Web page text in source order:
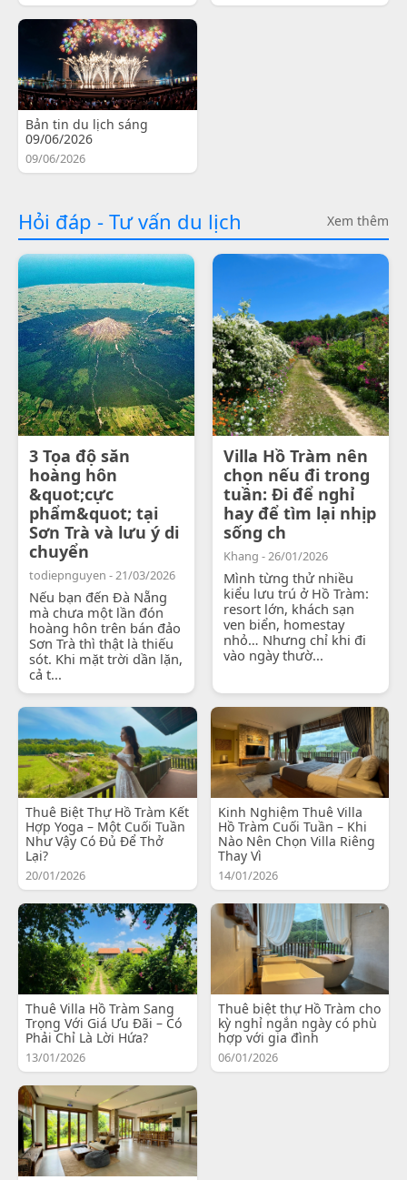
Bản tin du lịch sáng
09/06/2026
09/06/2026
Hỏi đáp - Tư vấn du lịch Xem thêm
3 Tọa độ săn
hoàng hôn
&quot;cực
phẩm&quot; tại
Sơn Trà và lưu ý di
chuyển
todiepnguyen - 21/03/2026
Nếu bạn đến Đà Nẵng
mà chưa một lần đón
hoàng hôn trên bán đảo
Sơn Trà thì thật là thiếu
sót. Khi mặt trời dần lặn,
cả t...
Villa Hồ Tràm nên
chọn nếu đi trong
tuần: Đi để nghỉ
hay để tìm lại nhịp
sống ch
Khang - 26/01/2026
Mình từng thử nhiều
kiểu lưu trú ở Hồ Tràm:
resort lớn, khách sạn
ven biển, homestay
nhỏ… Nhưng chỉ khi đi
vào ngày thườ...
Thuê Biệt Thự Hồ Tràm Kết
Hợp Yoga – Một Cuối Tuần
Như Vậy Có Đủ Để Thở
Lại?
20/01/2026
Kinh Nghiệm Thuê Villa
Hồ Tràm Cuối Tuần – Khi
Nào Nên Chọn Villa Riêng
Thay Vì
14/01/2026
Thuê Villa Hồ Tràm Sang
Trọng Với Giá Ưu Đãi – Có
Phải Chỉ Là Lời Hứa?
13/01/2026
Thuê biệt thự Hồ Tràm cho
kỳ nghỉ ngắn ngày có phù
hợp với gia đình
06/01/2026